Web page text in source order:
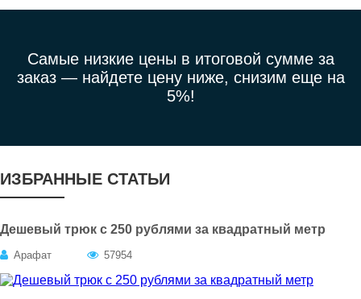
Самые низкие цены в итоговой сумме за
заказ — найдете цену ниже, снизим еще на
5%!
ИЗБРАННЫЕ СТАТЬИ
Дешевый трюк с 250 рублями за квадратный метр
Арафат 57954